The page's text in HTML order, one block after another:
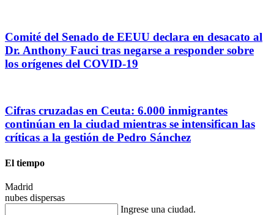
Comité del Senado de EEUU declara en desacato al
Dr. Anthony Fauci tras negarse a responder sobre
los orígenes del COVID-19
Cifras cruzadas en Ceuta: 6.000 inmigrantes
continúan en la ciudad mientras se intensifican las
críticas a la gestión de Pedro Sánchez
El tiempo
Madrid
nubes dispersas
Ingrese una ciudad.